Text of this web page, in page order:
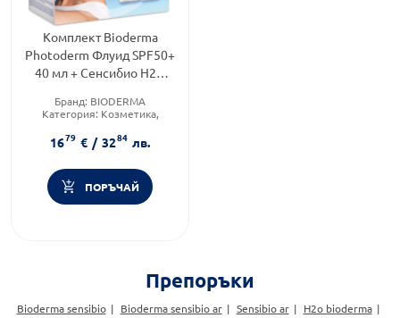
Комплект Bioderma
Photoderm Флуид SPF50+
40 мл + Сенсибио Н2О
Дифенсив серум 5 мл
Бранд: BIODERMA
Категория: Козметика,
Продуктова линия:
PHOTODERM
1679 € / 3284 лв.
ПОРЪЧАЙ
Препоръки
Bioderma sensibio Bioderma sensibio ar Sensibio ar H2o bioderma